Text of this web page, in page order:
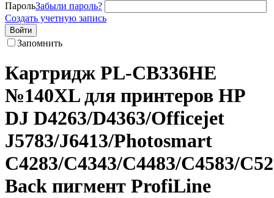
ПарольЗабыли пароль?
Создать учетную запись
Войти
Запомнить
Картридж PL-CB336HE
№140XL для принтеров HP
DJ D4263/D4363/Officejet
J5783/J6413/Photosmart
C4283/C4343/C4483/C4583/
Back пигмент ProfiLine